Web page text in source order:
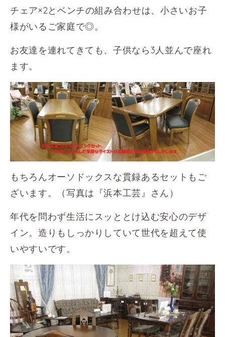
チェア×2とベンチの組み合わせは、小さいお子
様がいるご家庭で◎。
お友達を連れてきても、子供なら3人並んで座れ
ます。
もちろんオーソドックスな貫録あるセットもご
ざいます。（写真は『浜本工芸』さん）
年代を問わず生活にスッととけ込む安心のデザ
イン。造りもしっかりしていて世代を超えて使
いやすいです。